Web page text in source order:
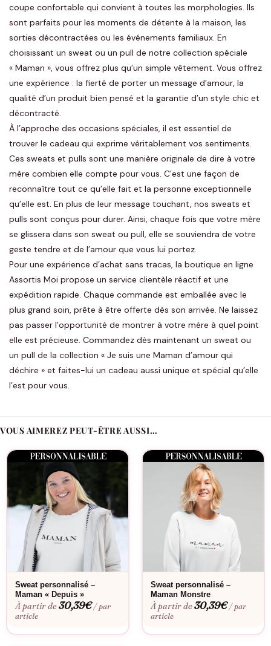
coupe confortable qui convient à toutes les morphologies. Ils
sont parfaits pour les moments de détente à la maison, les
sorties décontractées ou les événements familiaux. En
choisissant un sweat ou un pull de notre collection spéciale
« Maman », vous offrez plus qu’un simple vêtement. Vous offrez
une expérience : la fierté de porter un message d’amour, la
qualité d’un produit bien pensé et la garantie d’un style chic et
décontracté.
À l’approche des occasions spéciales, il est essentiel de
trouver le cadeau qui exprime véritablement vos sentiments.
Ces sweats et pulls sont une manière originale de dire à votre
mère combien elle compte pour vous. C’est une façon de
reconnaître tout ce qu’elle fait et la personne exceptionnelle
qu’elle est. En plus de leur message touchant, nos sweats et
pulls sont conçus pour durer. Ainsi, chaque fois que votre mère
se glissera dans son sweat ou pull, elle se souviendra de votre
geste tendre et de l’amour que vous lui portez.
Pour une expérience d’achat sans tracas, la boutique en ligne
Assortis Moi propose un service clientèle réactif et une
expédition rapide. Chaque commande est emballée avec le
plus grand soin, prête à être offerte dès son arrivée. Ne laissez
pas passer l’opportunité de montrer à votre mère à quel point
elle est précieuse. Commandez dès maintenant un sweat ou
un pull de la collection « Je suis une Maman d’amour qui
déchire » et faites-lui un cadeau aussi unique et spécial qu’elle
l’est pour vous.
VOUS AIMEREZ PEUT-ÊTRE AUSSI…
Sweat personnalisé –
Maman « Depuis »
À partir de30,39€ / par
article
Sweat personnalisé –
Maman Monstre
À partir de30,39€ / par
article